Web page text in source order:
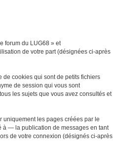
forum du LUG68 » et
de votre part (désignées ci-après
de cookies qui sont de petits fichiers
de session qui vous sont
les sujets que vous avez consultés et
uniquement les pages créées par le
à — la publication de messages en tant
de votre connexion (désignés ci-après